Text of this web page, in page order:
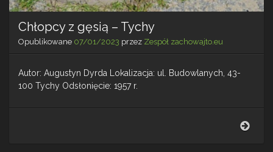
Chłopcy z gęsią – Tychy
Opublikowane 07/01/2023 przez Zespół zachowajto.eu
Autor: Augustyn Dyrda Lokalizacja: ul. Budowlanych, 43-
100 Tychy Odsłonięcie: 1957 r.